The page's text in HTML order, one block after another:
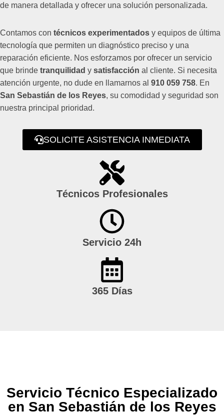
de manera detallada y ofrecer una solución personalizada.
Contamos con técnicos experimentados y equipos de última
tecnología que permiten un diagnóstico preciso y una
reparación eficiente. Nos esforzamos por ofrecer un servicio
que brinde tranquilidad y satisfacción al cliente. Si necesita
atención urgente, no dude en llamarnos al 910 059 758. En
San Sebastián de los Reyes, su comodidad y seguridad son
nuestra principal prioridad.
SOLICITE ASISTENCIA INMEDIATA
Técnicos Profesionales
Servicio 24h
365 Días
Servicio Técnico Especializado
en San Sebastián de los Reyes